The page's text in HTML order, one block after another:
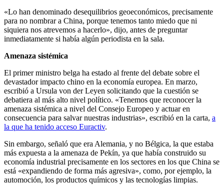
«Lo han denominado desequilibrios geoeconómicos, precisamente
para no nombrar a China, porque tenemos tanto miedo que ni
siquiera nos atrevemos a hacerlo», dijo, antes de preguntar
inmediatamente si había algún periodista en la sala.
Amenaza sistémica
El primer ministro belga ha estado al frente del debate sobre el
devastador impacto chino en la economía europea. En marzo,
escribió a Ursula von der Leyen solicitando que la cuestión se
debatiera al más alto nivel político. «Tenemos que reconocer la
amenaza sistémica a nivel del Consejo Europeo y actuar en
consecuencia para salvar nuestras industrias», escribió en la carta, a
la que ha tenido acceso Euractiv.
Sin embargo, señaló que era Alemania, y no Bélgica, la que estaba
más expuesta a la amenaza de Pekín, ya que había construido su
economía industrial precisamente en los sectores en los que China se
está «expandiendo de forma más agresiva», como, por ejemplo, la
automoción, los productos químicos y las tecnologías limpias.